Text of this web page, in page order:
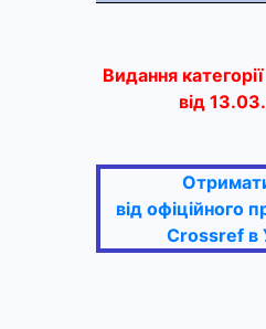
Видання
від
від офіційного
Crossref в